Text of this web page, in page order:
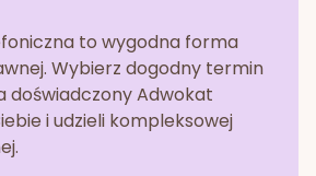
to wygodna forma
Wybierz dogodny termin
doświadczony Adwokat
i udzieli kompleksowej